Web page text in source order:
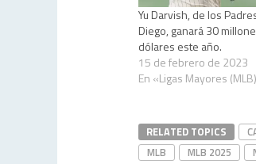
Yu Darvish, de los
Diego, ganará 30
dólares este año.
15 de febrero de 2023
En «Ligas Mayores
RELATED TOPICS
MLB
MLB 2025